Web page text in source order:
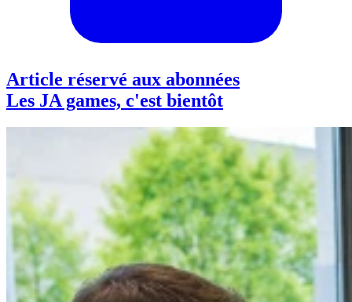
Article réservé aux abonnées
Les JA games, c'est bientôt